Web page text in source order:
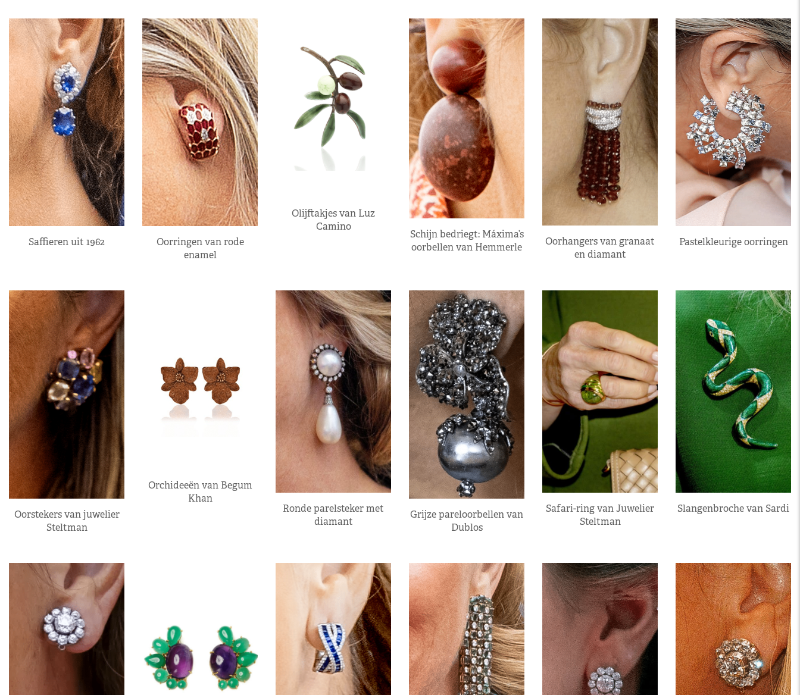
Saffieren uit 1962
Oorringen van rode
enamel
Olijftakjes van Luz
Camino
Schijn bedriegt: Máxima’s
oorbellen van Hemmerle
Oorhangers van granaat
en diamant
Pastelkleurige oorringen
Oorstekers van juwelier
Steltman
Orchideeën van Begum
Khan
Ronde parelsteker met
diamant
Grijze pareloorbellen van
Dublos
Safari-ring van Juwelier
Steltman
Slangenbroche van Sardi